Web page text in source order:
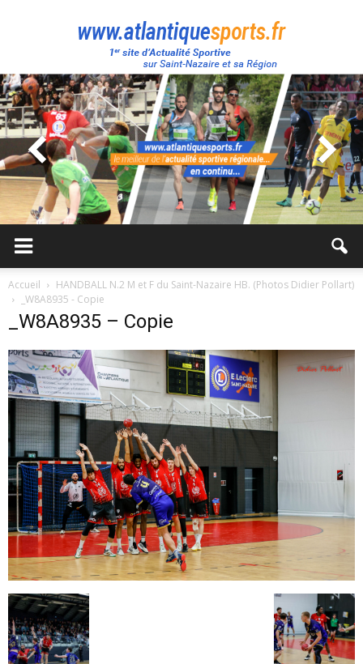
Atlantique
Sport
Accueil
HANDBALL N.2 M et F du Saint-Nazaire HB. (Photos Didier Pollart)
_W8A8935 - Copie
_W8A8935 – Copie